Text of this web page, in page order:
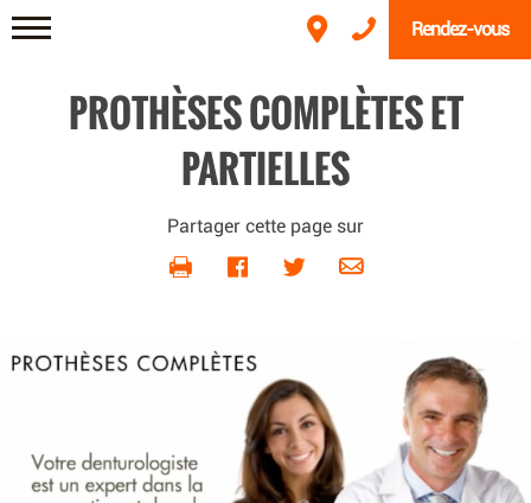
Rendez-vous
PROTHÈSES COMPLÈTES ET
PARTIELLES
Partager cette page sur